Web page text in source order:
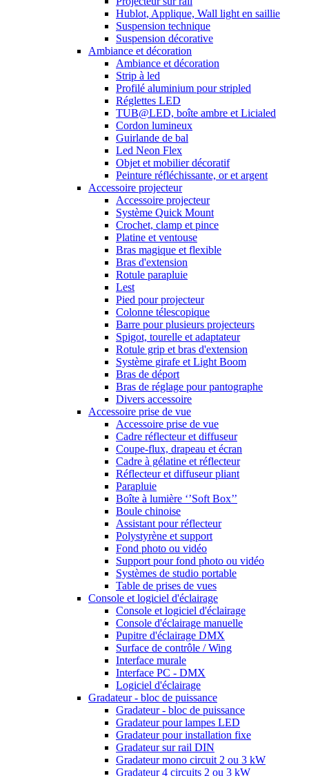
Hublot, Applique, Wall light en saillie
Suspension technique
Suspension décorative
Ambiance et décoration
Ambiance et décoration
Strip à led
Profilé aluminium pour stripled
Réglettes LED
TUB@LED, boîte ambre et Licialed
Cordon lumineux
Guirlande de bal
Led Neon Flex
Objet et mobilier décoratif
Peinture réfléchissante, or et argent
Accessoire projecteur
Accessoire projecteur
Système Quick Mount
Crochet, clamp et pince
Platine et ventouse
Bras magique et flexible
Bras d'extension
Rotule parapluie
Lest
Pied pour projecteur
Colonne télescopique
Barre pour plusieurs projecteurs
Spigot, tourelle et adaptateur
Rotule grip et bras d'extension
Système girafe et Light Boom
Bras de déport
Bras de réglage pour pantographe
Divers accessoire
Accessoire prise de vue
Accessoire prise de vue
Cadre réflecteur et diffuseur
Coupe-flux, drapeau et écran
Cadre à gélatine et réflecteur
Réflecteur et diffuseur pliant
Parapluie
Boîte à lumière ‘’Soft Box’’
Boule chinoise
Assistant pour réflecteur
Polystyrène et support
Fond photo ou vidéo
Support pour fond photo ou vidéo
Systèmes de studio portable
Table de prises de vues
Console et logiciel d'éclairage
Console et logiciel d'éclairage
Console d'éclairage manuelle
Pupitre d'éclairage DMX
Surface de contrôle / Wing
Interface murale
Interface PC - DMX
Logiciel d'éclairage
Gradateur - bloc de puissance
Gradateur - bloc de puissance
Gradateur pour lampes LED
Gradateur pour installation fixe
Gradateur sur rail DIN
Gradateur mono circuit 2 ou 3 kW
Gradateur 4 circuits 2 ou 3 kW